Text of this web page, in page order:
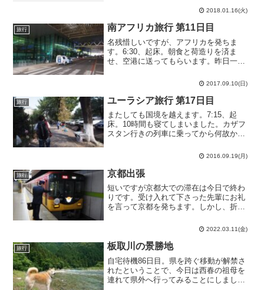
すから一瞬どっち方面なのか分からなく
なるな…上野東京ラインが開通してから
はJR東日本も...
2018.01.16(火)
旅行 南アフリカ旅行 第11日目
名残惜しいですが、アフリカを発ちま
す。6:30、起床。朝食と荷造りを済ま
せ、空港に送ってもらいます。昨日一昨
回の旅行は色々と運が良かったな…King
Shaka国際空港（キング・シャカ国際空
港）に到着。車...
2017.09.10(日)
旅行 ユーラシア旅行 第17日目
またしても国境を越えます。7:15、起
床。10時間も寝てしまいました。カザフ
スタン行きの列車に乗ってから何故か半
リップしているからだろうか。近くの食
堂で朝食を取ってからチェックアウトし
ます。露天商が並ぶ...
2016.09.19(月)
旅行 京都出張
短いですが京都大での滞在は今日で終わ
りです。受け入れて下さった先輩にお礼
を言って京都を発ちます。しかし、折角
での観光もしておきたいところです。と
いうことで、京阪電車の一日乗車券を買
って出町柳駅から特急淀屋...
2022.03.11(金)
旅行 板取川の景勝地
自宅待機86日目。県を跨ぐ移動が解禁さ
れたということで、今日は西春の祖母を
連れて県外へ行ってみることにしまし